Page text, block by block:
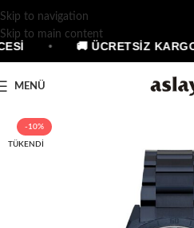
Skip to navigation
Skip to main content
🚚 ÜCRETSİZ KARGO
MENÜ
-10%
TÜKENDI